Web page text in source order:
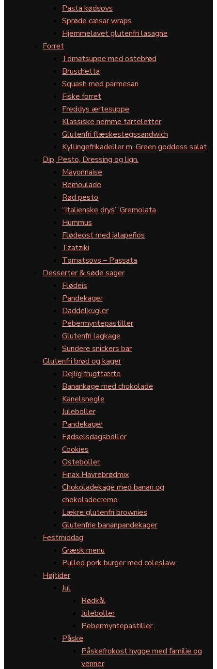
Pasta kødsovs
Sprøde cæsar wraps
Hjemmelavet glutenfri lasagne
Forret
Tomatsuppe med ostebrød
Bruschetta
Squash med parmesan
Fiske forret
Freddys ærtesuppe
Klassiske nemme tarteletter
Glutenfri flæskestegssandwich
Kyllingefrikadeller m. Green goddess salat
Dip, Pesto, Dressing og lign.
Mayonnaise
Remoulade
Rød pesto
“Italienske drys” Gremolata
Hummus
Flødeost med jalapeños
Tzatziki
Tomatsovs – Passata
Desserter & søde sager
Flødeis
Pandekager
Daddelkugler
Pebermyntepastiller
Glutenfri lagkage
Sundere snickers bar
Glutenfri brød og kager
Dejlig frugttærte
Banankage med chokolade
Kanelsnegle
Juleboller
Pandekager
Fødselsdagsboller
Cookies
Osteboller
Finax Havrebrødmix
Chokoladekage med banan og
chokoladecreme
Lækre glutenfri brownies
Glutenfrie bananpandekager
Festmiddag
Græsk menu
Pulled pork burger med coleslaw
Højtider
Jul
Rødkål
Juleboller
Pebermyntepastiller
Påske
Påskefrokost hygge med familie og
venner